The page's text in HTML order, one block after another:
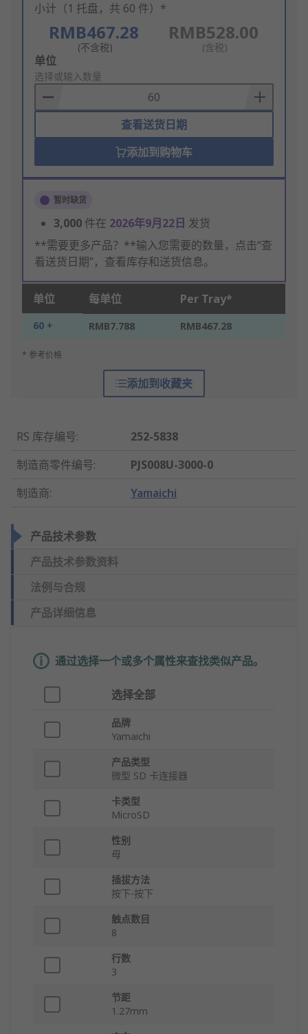
小计（1 托盘，共 60 件）*
RMB467.28
(不含税)
RMB528.00
(含税)
Add
to
Basket
单位
选择或输入数量
查看送货日期
添加到购物车
暂时缺货
3,000 件在 2026年9月22日 发货
**需要更多产品？**输入您需要的数量，点击“查
看送货日期”，查看库存和送货信息。
单位 每单位 Per Tray*
60 + RMB7.788 RMB467.28
* 参考价格
添加到收藏夹
RS 库存编号:
252-5838
制造商零件编号:
PJS008U-3000-0
制造商: Yamaichi
产品技术参数
产品技术参数资料
法例与合规
产品详细信息
通过选择一个或多个属性来查找类似产品。
选择全部
品牌
Yamaichi
产品类型
微型 SD 卡连接器
卡类型
MicroSD
性别
母
插拔方法
按下-按下
触点数目
8
行数
3
节距
1.27mm